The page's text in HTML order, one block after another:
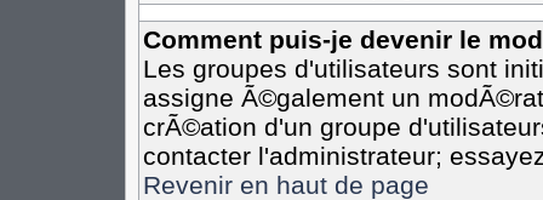
Comment puis-je devenir le
Les groupes d'utilisateurs sont
assigne Ã©galement un
crÃ©ation d'un groupe
contacter l'administrateur;
Revenir en haut de page